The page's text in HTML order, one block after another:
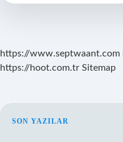
https://www.septwaant.com
https://hoot.com.tr Sitemap
SIDEBAR
SON YAZILAR